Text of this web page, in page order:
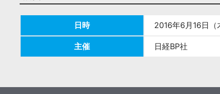
日時 2016年6月16日（
主催 日経BP社